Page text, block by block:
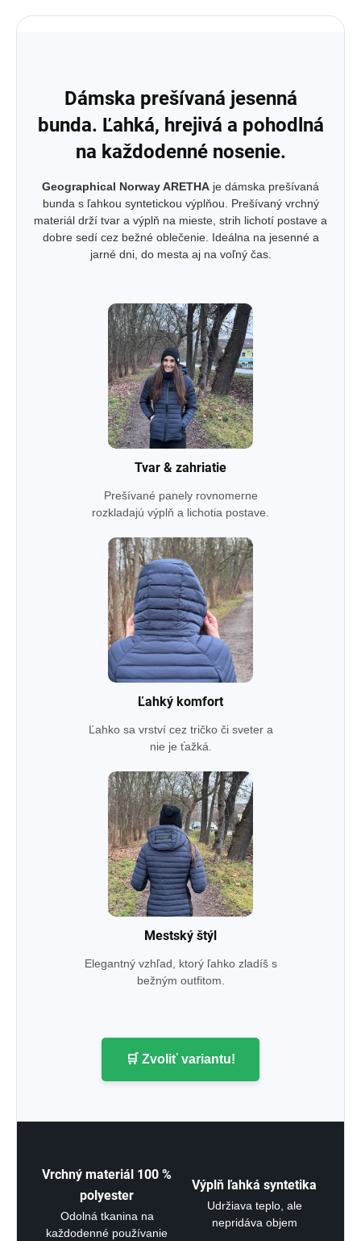
Dámska prešívaná jesenná
bunda. Ľahká, hrejivá a pohodlná
na každodenné nosenie.
Geographical Norway ARETHA je dámska prešívaná
bunda s ľahkou syntetickou výplňou. Prešívaný vrchný
materiál drží tvar a výplň na mieste, strih lichotí postave a
dobre sedí cez bežné oblečenie. Ideálna na jesenné a
jarné dni, do mesta aj na voľný čas.
Tvar & zahriatie
Prešívané panely rovnomerne
rozkladajú výplň a lichotia postave.
Ľahký komfort
Ľahko sa vrství cez tričko či sveter a
nie je ťažká.
Mestský štýl
Elegantný vzhľad, ktorý ľahko zladíš s
bežným outfitom.
🛒 Zvoliť variantu!
Vrchný materiál 100 %
polyester
Odolná tkanina na
každodenné používanie
Výplň ľahká syntetika
Udržiava teplo, ale
nepridáva objem